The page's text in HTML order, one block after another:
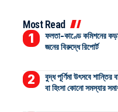
Most Read
ফলতা-কাণ্ডে কমিশনের
জনের বিরুদ্ধে রিপোর্ট
বুদ্ধ পূর্ণিমা উৎসবে শান্তির
বা হিংসা কোনো সমস্যার